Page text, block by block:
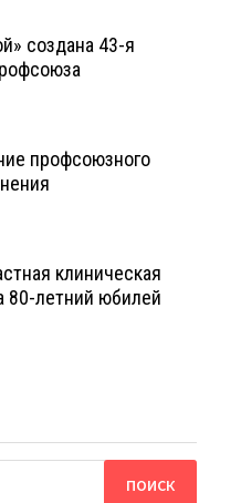
создана 43-я
профсоюзного
клиническая
80-летний юбилей